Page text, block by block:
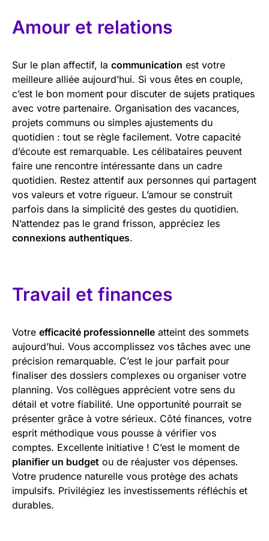
Amour et relations
Sur le plan affectif, la communication est votre
meilleure alliée aujourd’hui. Si vous êtes en couple,
c’est le bon moment pour discuter de sujets pratiques
avec votre partenaire. Organisation des vacances,
projets communs ou simples ajustements du
quotidien : tout se règle facilement. Votre capacité
d’écoute est remarquable. Les célibataires peuvent
faire une rencontre intéressante dans un cadre
quotidien. Restez attentif aux personnes qui partagent
vos valeurs et votre rigueur. L’amour se construit
parfois dans la simplicité des gestes du quotidien.
N’attendez pas le grand frisson, appréciez les
connexions authentiques.
Travail et finances
Votre efficacité professionnelle atteint des sommets
aujourd’hui. Vous accomplissez vos tâches avec une
précision remarquable. C’est le jour parfait pour
finaliser des dossiers complexes ou organiser votre
planning. Vos collègues apprécient votre sens du
détail et votre fiabilité. Une opportunité pourrait se
présenter grâce à votre sérieux. Côté finances, votre
esprit méthodique vous pousse à vérifier vos
comptes. Excellente initiative ! C’est le moment de
planifier un budget ou de réajuster vos dépenses.
Votre prudence naturelle vous protège des achats
impulsifs. Privilégiez les investissements réfléchis et
durables.